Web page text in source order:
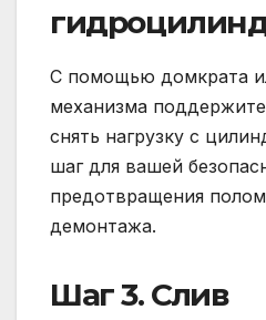
С помощью домкрата
механизма
снять нагрузку с
шаг для вашей
предотвращения
демонтажа.
Шаг 3. Слив